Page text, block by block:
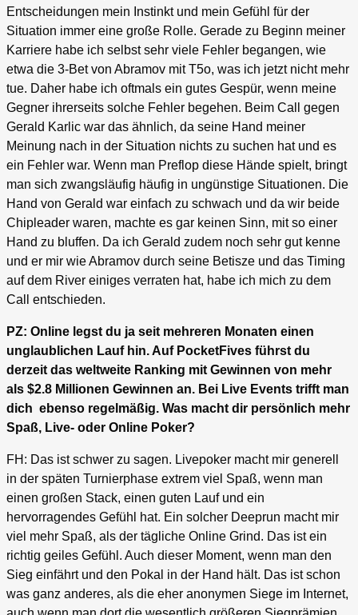
Entscheidungen mein Instinkt und mein Gefühl für der
Situation immer eine große Rolle. Gerade zu Beginn meiner
Karriere habe ich selbst sehr viele Fehler begangen, wie
etwa die 3-Bet von Abramov mit T5o, was ich jetzt nicht mehr
tue. Daher habe ich oftmals ein gutes Gespür, wenn meine
Gegner ihrerseits solche Fehler begehen. Beim Call gegen
Gerald Karlic war das ähnlich, da seine Hand meiner
Meinung nach in der Situation nichts zu suchen hat und es
ein Fehler war. Wenn man Preflop diese Hände spielt, bringt
man sich zwangsläufig häufig in ungünstige Situationen. Die
Hand von Gerald war einfach zu schwach und da wir beide
Chipleader waren, machte es gar keinen Sinn, mit so einer
Hand zu bluffen. Da ich Gerald zudem noch sehr gut kenne
und er mir wie Abramov durch seine Betisze und das Timing
auf dem River einiges verraten hat, habe ich mich zu dem
Call entschieden.
PZ: Online legst du ja seit mehreren Monaten einen
unglaublichen Lauf hin. Auf PocketFives führst du
derzeit das weltweite Ranking mit Gewinnen von mehr
als $2.8 Millionen Gewinnen an. Bei Live Events trifft man
dich ebenso regelmäßig. Was macht dir persönlich mehr
Spaß, Live- oder Online Poker?
FH: Das ist schwer zu sagen. Livepoker macht mir generell
in der späten Turnierphase extrem viel Spaß, wenn man
einen großen Stack, einen guten Lauf und ein
hervorragendes Gefühl hat. Ein solcher Deeprun macht mir
viel mehr Spaß, als der tägliche Online Grind. Das ist ein
richtig geiles Gefühl. Auch dieser Moment, wenn man den
Sieg einfährt und den Pokal in der Hand hält. Das ist schon
was ganz anderes, als die eher anonymen Siege im Internet,